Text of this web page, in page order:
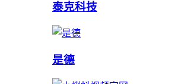
泰克科技
是德